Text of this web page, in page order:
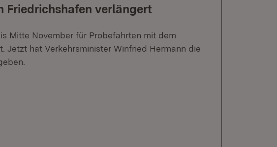
Friedrichshafen verlängert
Mitte November für Probefahrten mit dem
Jetzt hat Verkehrsminister Winfried Hermann die